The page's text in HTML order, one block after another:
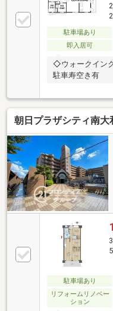
駐車場あり
即入居可
◇ウォークイン
駐車寿空き有
朝日プラザシティ南
駐車場あり
リフォームリノベー
ション